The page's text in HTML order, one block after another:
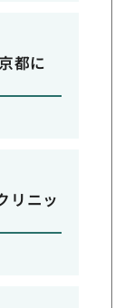
都に
リニッ